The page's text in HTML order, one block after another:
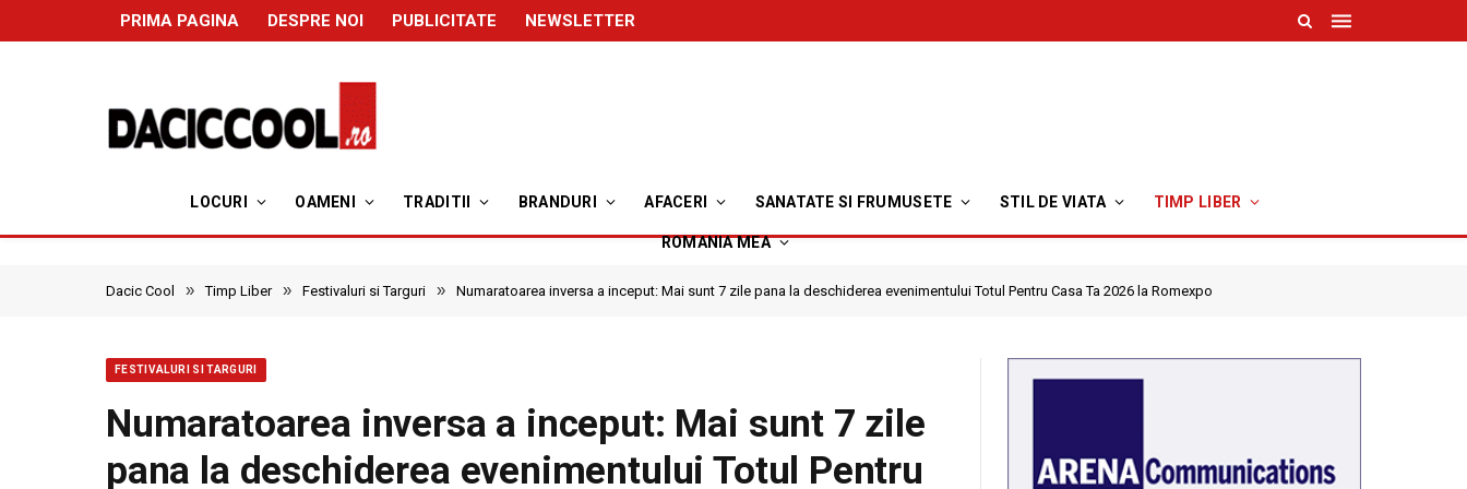
PRIMA PAGINA DESPRE NOI PUBLICITATE NEWSLETTER
LOCURI OAMENI TRADITII BRANDURI AFACERI SANATATE SI FRUMUSETE STIL DE VIATA TIMP LIBER
ROMANIA MEA
Dacic Cool » Timp Liber » Festivaluri si Targuri » Numaratoarea inversa a inceput: Mai sunt 7 zile pana la deschiderea evenimentului Totul Pentru Casa Ta 2026 la Romexpo
FESTIVALURI SI TARGURI
Numaratoarea inversa a inceput: Mai sunt 7 zile
pana la deschiderea evenimentului Totul Pentru